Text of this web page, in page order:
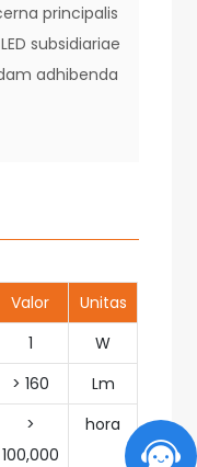
principalis
subsidiariae
adhibenda
Valor
Unitas
1
W
> 160
Lm
>
100,000
hora